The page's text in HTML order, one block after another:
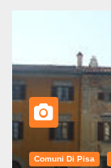
Comuni Di Pisa